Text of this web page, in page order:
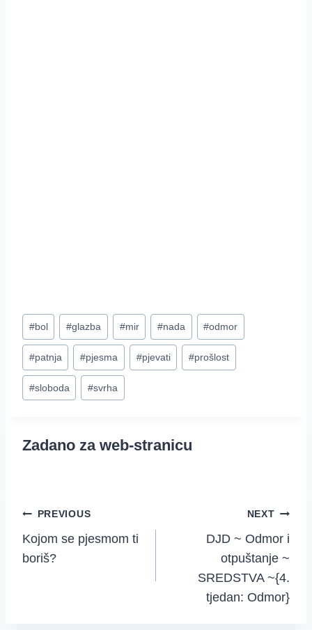
Post
Tags:
#bol #glazba #mir #nada #odmor
#patnja #pjesma #pjevati #prošlost
#sloboda #svrha
Zadano za web-stranicu
Post
navigation
PREVIOUS
Kojom se pjesmom ti
boriš?
NEXT
DJD ~ Odmor i
otpuštanje ~
SREDSTVA ~{4.
tjedan: Odmor}